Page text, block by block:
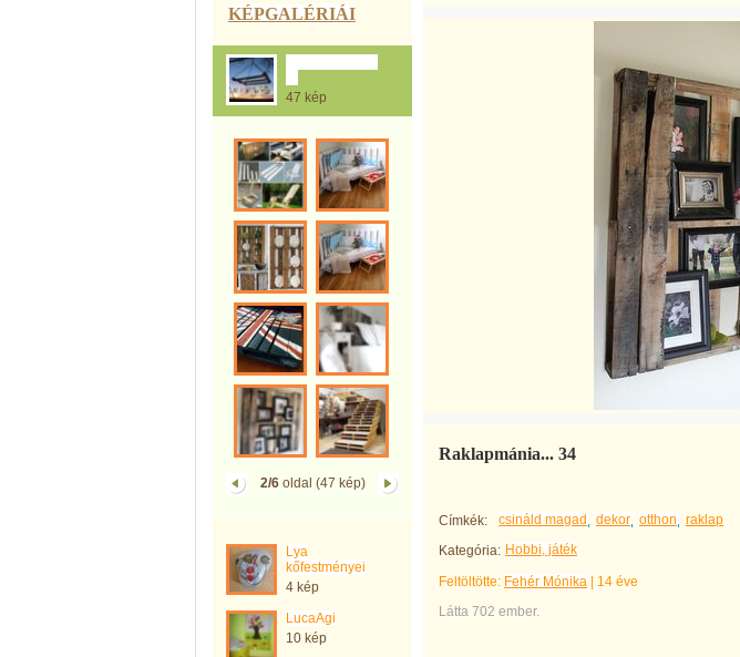
KÉPGALÉRIÁI
47 kép
2/6oldal (47 kép)
Lya
kőfestményei
4 kép
LucaAgi
10 kép
Raklapmánia... 34
Címkék: csináld magad dekor otthon
raklap
Kategória: Hobbi, játék
Feltöltötte: Fehér Mónika
14 éve
Látta 702 ember.